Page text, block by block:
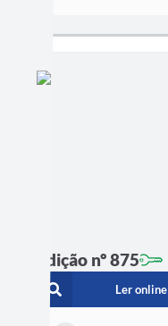
Edição nº 875
Ler online